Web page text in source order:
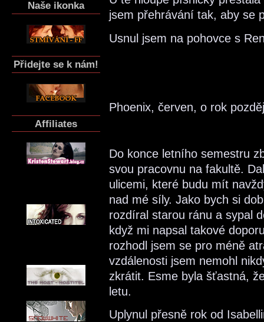
Naše ikonka
Přidejte se k nám!
Affiliates
jsem přehrávání tak, aby se
Usnul jsem na pohovce s
Phoenix, červen, o rok
Do konce letního semestru
svou pracovnu na fakultě.
ulicemi, které budu mít
nad mé síly. Jako bych si
rozdíral starou ránu a sypal
když mi napsal takové
rozhodl jsem se pro méně
vzdálenosti jsem nemohl
zkrátit. Esme byla šťastná,
letu.
Uplynul přesně rok od